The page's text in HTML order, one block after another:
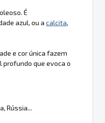
É
azul, ou a calcita,
e cor única fazem
profundo que evoca o
Rússia...